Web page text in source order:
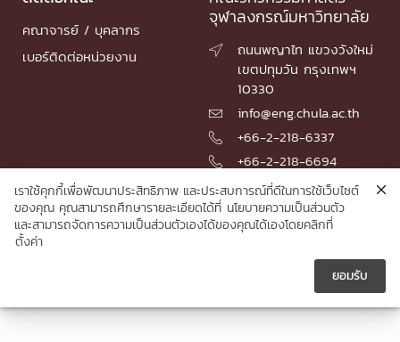

คณาจารย์ / บุคลากร
เบอร์ติดต่อหน่วยงาน
จุฬาลงกรณ์มหาวิทยาลัย

ถนนพญาไท แขวงวังใหม่
เขตปทุมวัน กรุงเทพฯ
10330
 info@eng.chula.ac.th
 +66-2-218-6337
 +66-2-218-6694
© 2026 Faculty of Engineering, Chulalongkorn University
เราใช้คุกกี้เพื่อพัฒนาประสิทธิภาพ และประสบการณ์ที่ดีในการใช้เว็บไซต์
ของคุณ คุณสามารถศึกษารายละเอียดได้ที่ นโยบายความเป็นส่วนตัว
และสามารถจัดการความเป็นส่วนตัวเองได้ของคุณได้เองโดยคลิกที่
ตั้งค่า
ยอมรับ